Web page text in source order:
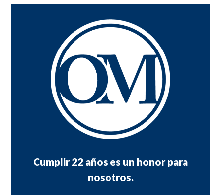
Cumplir 22 años es un honor para
nosotros.